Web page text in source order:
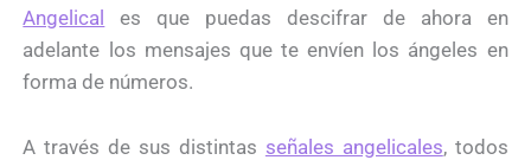
Angelical es que puedas descifrar de ahora en
adelante los mensajes que te envíen los ángeles en
forma de números.
A través de sus distintas señales angelicales, todos